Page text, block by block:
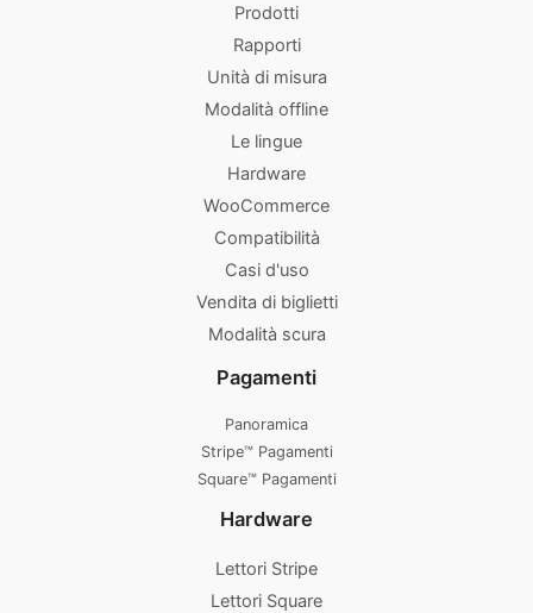
Prodotti
Rapporti
Unità di misura
Modalità offline
Le lingue
Hardware
WooCommerce
Compatibilità
Casi d'uso
Vendita di biglietti
Modalità scura
Pagamenti
Panoramica
Stripe™ Pagamenti
Square™ Pagamenti
Hardware
Lettori Stripe
Lettori Square